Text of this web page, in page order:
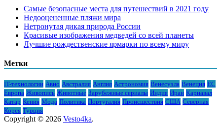
Самые безопасные места для путешествий в 2021 году
Недооцененные пляжи мира
Нетронутая дикая природа России
Красивые изображения медведей со всей планеты
Лучшие рождественские ярмарки по всему миру
Метки
IT-технологии Авио Австралия Англия Астрономия Венесуэла Венеция ЕС
Европа Живопись Животные Зарубежные сериалы Индия Иран Карнавал
Катар Кения Мода Политика Португалия Происшествия США Северная
Корея Турция
Copyright © 2026 Vesto4ka.